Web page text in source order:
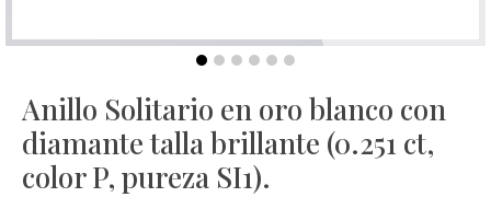
Anillo Solitario en oro blanco con
diamante talla brillante (0.251 ct,
color P, pureza SI1).